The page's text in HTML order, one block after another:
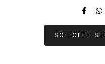
SOLICITE